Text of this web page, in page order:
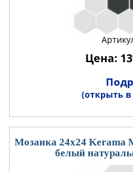
Цена:
(открыть
Мозаика 24x24 Kerama
белый